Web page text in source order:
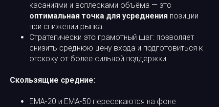
касаниями и всплесками объёма — это
оптимальная точка для усреднения позиции
при снижении рынка.
Стратегически это грамотный шаг: позволяет
снизить среднюю цену входа и подготовиться к
отскоку от более сильной поддержки.
Скользящие средние:
EMA-20 и EMA-50 пересекаются на фоне